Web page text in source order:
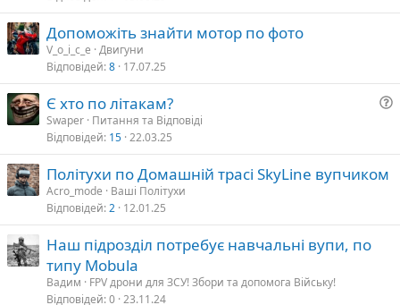
Допоможіть знайти мотор по фото
V_o_i_c_e Двигуни
Відповідей 8 17.07.25
а
Є хто по літакам?
Swaper Питання та Відповіді
Відповідей 15 22.03.25
Політухи по Домашній трасі SkyLine вупчиком
Acro_mode
Ваші Політухи
Відповідей 2 12.01.25
Наш підрозділ потребує навчальні вупи, по
типу Mobula
Вадим
FPV дрони для ЗСУ! Збори та допомога Війську!
Відповідей 0 23.11.24